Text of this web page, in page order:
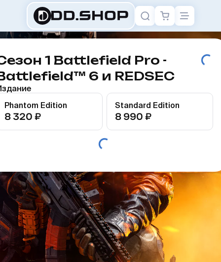
1 Battlefield Pro -
6 и REDSEC
Phantom Edition
8 320 ₽
Standard Edition
8 990 ₽